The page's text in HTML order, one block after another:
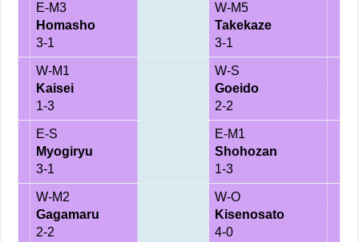
E-M3
Homasho
3-1
W-M5
Takekaze
3-1
W-M1
Kaisei
1-3
W-S
Goeido
2-2
E-S
Myogiryu
3-1
E-M1
Shohozan
1-3
W-M2
Gagamaru
2-2
W-O
Kisenosato
4-0